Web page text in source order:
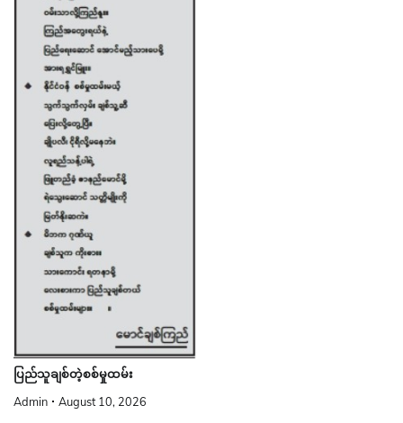
ပြည်သူချစ်တဲ့စစ်မှုထမ်း
Admin August 10, 2026